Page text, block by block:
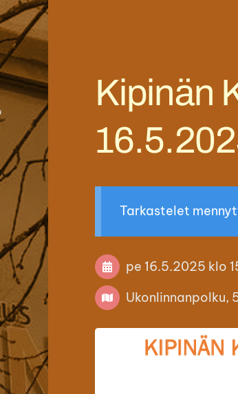
Imatran monikulttuuriyhdistys
Kipinän
Tarkastelet
pe 16.5.2025 klo
Ukonlinnanpolku,